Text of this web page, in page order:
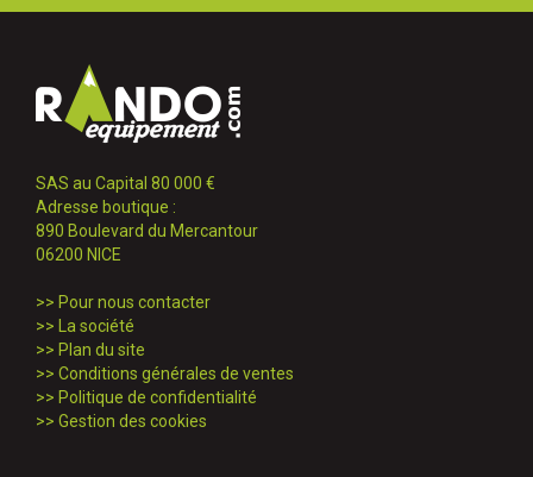
SAS au Capital 80 000 €
Adresse boutique :
890 Boulevard du Mercantour
06200 NICE
>> Pour nous contacter
>> La société
>> Plan du site
>> Conditions générales de ventes
>> Politique de confidentialité
>> Gestion des cookies